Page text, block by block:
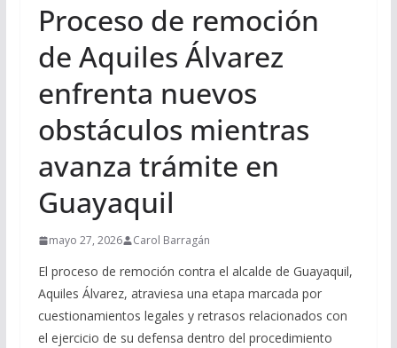
Proceso de remoción
de Aquiles Álvarez
enfrenta nuevos
obstáculos mientras
avanza trámite en
Guayaquil
mayo 27, 2026 Carol Barragán
El proceso de remoción contra el alcalde de Guayaquil,
Aquiles Álvarez, atraviesa una etapa marcada por
cuestionamientos legales y retrasos relacionados con
el ejercicio de su defensa dentro del procedimiento